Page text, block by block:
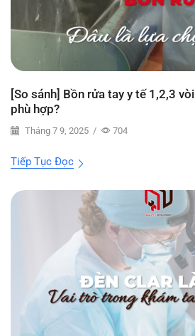
[So sánh] Bồn rửa tay y tế 1,2,3
phù hợp?
Tháng 7 9, 2025 / 704
Tiếp Tục Đọc